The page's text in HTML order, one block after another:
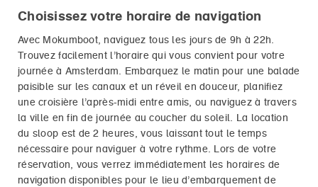
Choisissez votre horaire de navigation
Avec Mokumboot, naviguez tous les jours de 9h à 22h.
Trouvez facilement l’horaire qui vous convient pour votre
journée à Amsterdam. Embarquez le matin pour une balade
paisible sur les canaux et un réveil en douceur, planifiez
une croisière l’après-midi entre amis, ou naviguez à travers
la ville en fin de journée au coucher du soleil. La location
du sloop est de 2 heures, vous laissant tout le temps
nécessaire pour naviguer à votre rythme. Lors de votre
réservation, vous verrez immédiatement les horaires de
navigation disponibles pour le lieu d’embarquement de